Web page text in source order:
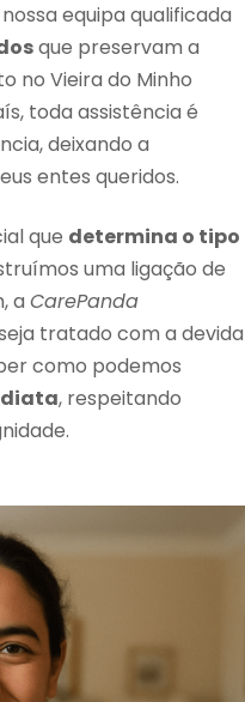
equipa qualificada
que preservam a
no Vieira do Minho
toda assistência é
deixando a
entes queridos.
que determina o tipo
uma ligação de
a CarePanda
tratado com a devida
como podemos
, respeitando